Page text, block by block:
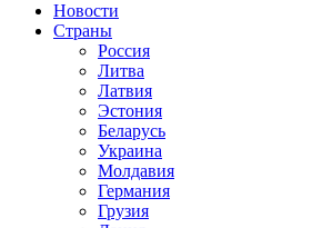
Новости
Страны
Россия
Литва
Латвия
Эстония
Беларусь
Украина
Молдавия
Германия
Грузия